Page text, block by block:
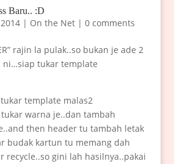
Baru.. :D
| On the Net| 0 comments
rajin la pulak..so bukan je ade 2
ni…siap tukar template
template malas2
warna je..dan tambah
then header tu tambah letak
budak kartun tu memang dah
recycle..so gini lah hasilnya..pakai